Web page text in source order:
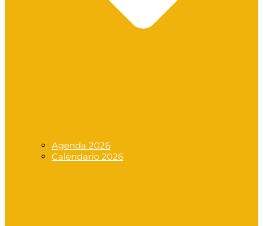
Agenda 2026
Calendario 2026